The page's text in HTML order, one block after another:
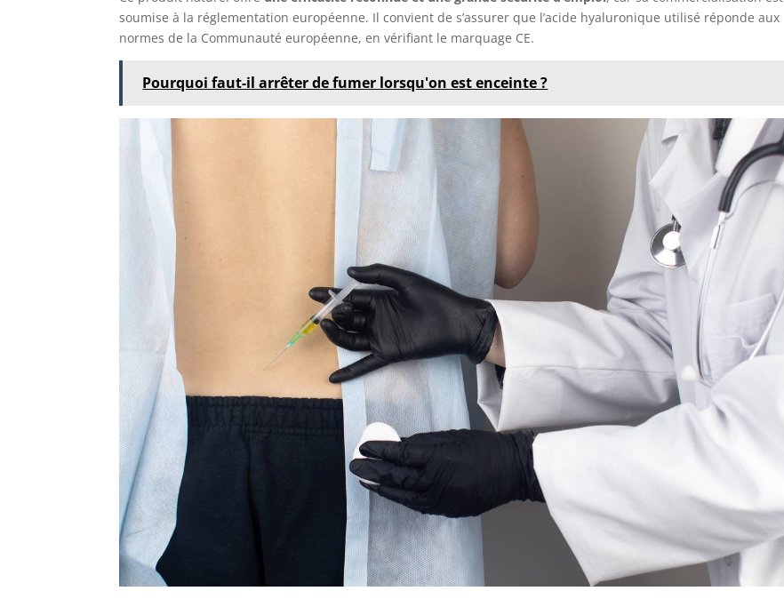
soumise à la réglementation européenne. Il convient de s’assurer que l’acide hyaluronique utilisé réponde aux
normes de la Communauté européenne, en vérifiant le marquage CE.
Pourquoi faut-il arrêter de fumer lorsqu'on est enceinte ?